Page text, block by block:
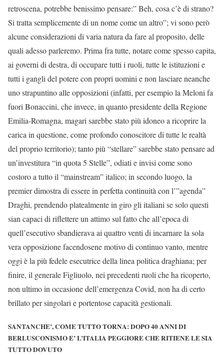
retroscena, potrebbe benissimo pensare:” Beh, cosa c’è di strano?
Si tratta semplicemente di un nome come un altro”; vi sono però
alcune considerazioni di varia natura da fare al proposito, delle
quali adesso parleremo. Prima fra tutte, notare come spesso capita,
ai governi di destra, di occupare tutti i ruoli, tutte le istituzioni e
tutti i gangli del potere con propri uomini e non lasciare neanche
uno strapuntino alle opposizioni (infatti, per esempio la Meloni fa
fuori Bonaccini, che invece, in quanto presidente della Regione
Emilia-Romagna, magari sarebbe stato più idoneo a ricoprire la
carica in questione, come profondo conoscitore di tutte le realtà
del proprio territorio); tanto più “stellare” sarebbe stato pensare ad
un’investitura “in quota 5 Stelle”, odiati e invisi come sono
costoro a tutto il “mainstream” italico; in secondo luogo, la
premier dimostra di essere in perfetta continuità con l’”agenda”
Draghi, prendendo platealmente in giro gli italiani se solo questi
sian capaci di riflettere un attimo sul fatto che all’epoca di
quell’esecutivo sbandierava ai quattro venti di incarnare la sola
vera opposizione facendosene motivo di continuo vanto, mentre
oggi è la più fedele esecutrice della linea politica draghiana; per
finire, il generale Figliuolo, nei precedenti ruoli che ha ricoperto,
non ultimo in occasione dell’emergenza Covid, non ha di certo
brillato per singolari e portentose capacità gestionali.
SANTANCHE’, COME TUTTO TORNA: DOPO 40 ANNI DI
BERLUSCONISMO E’ L’ITALIA PEGGIORE CHE RITIENE LE SIA
TUTTO DOVUTO